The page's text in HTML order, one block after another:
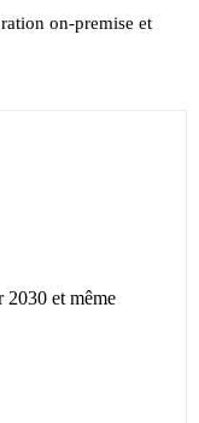
on-premise et
2030 et même